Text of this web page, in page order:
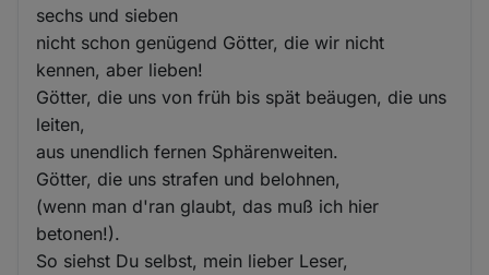
sechs und sieben
nicht schon genügend Götter, die wir nicht
kennen, aber lieben!
Götter, die uns von früh bis spät beäugen, die uns
leiten,
aus unendlich fernen Sphärenweiten.
Götter, die uns strafen und belohnen,
(wenn man d'ran glaubt, das muß ich hier
betonen!).
So siehst Du selbst, mein lieber Leser,